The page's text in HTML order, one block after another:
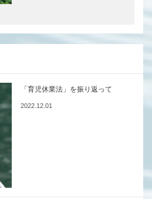
「育児休業法」を振り返って
2022.12.01